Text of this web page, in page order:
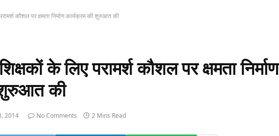
कौशल पर क्षमता निर्माण कार्यक्रम की शुरुआत की
के लिए परामर्श कौशल पर क्षमता निर्माण
की
2014 No Comments 2 Mins Read